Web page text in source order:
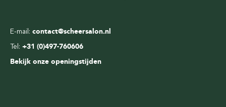
E-mail: contact@scheersalon.nl
Tel: +31 (0)497-760606
Bekijk onze openingstijden